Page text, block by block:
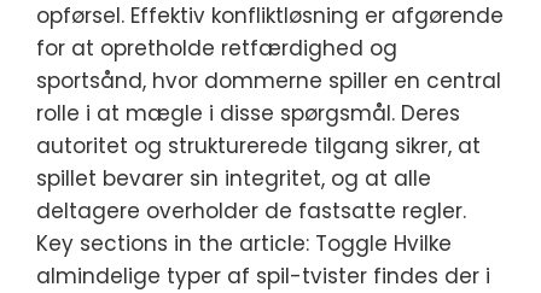
opførsel. Effektiv konfliktløsning er afgørende
for at opretholde retfærdighed og
sportsånd, hvor dommerne spiller en central
rolle i at mægle i disse spørgsmål. Deres
autoritet og strukturerede tilgang sikrer, at
spillet bevarer sin integritet, og at alle
deltagere overholder de fastsatte regler.
Key sections in the article: Toggle Hvilke
almindelige typer af spil-tvister findes der i